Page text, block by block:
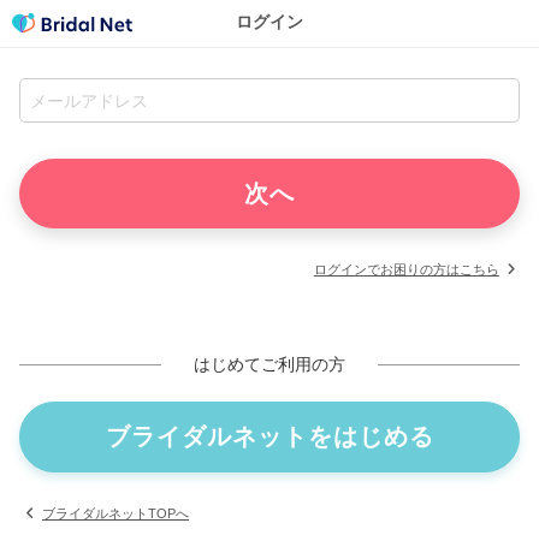
ログイン
ログインでお困りの方はこちら
はじめてご利用の方
ブライダルネットをはじめる
ブライダルネットTOPへ